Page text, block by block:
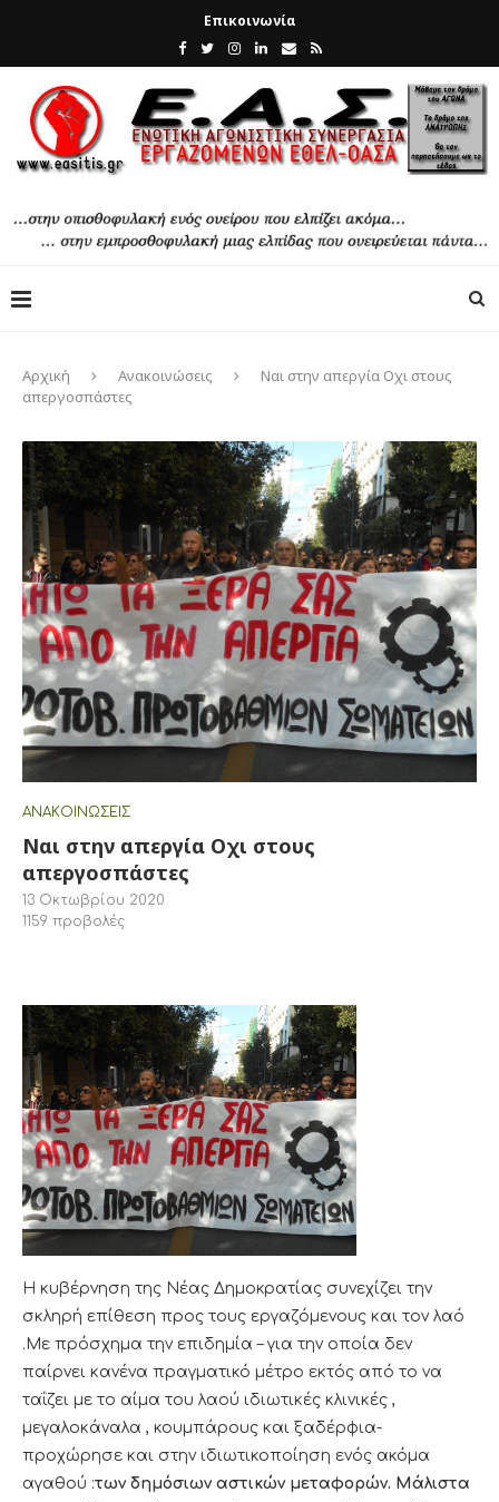
Επικοινωνία
Αρχική Ανακοινώσεις
Ναι στην απεργία Οχι στους
απεργοσπάστες
ΑΝΑΚΟΙΝΏΣΕΙΣ
Ναι στην απεργία Οχι στους
απεργοσπάστες
13 Οκτωβρίου 2020
1159 προβολές
Η κυβέρνηση της Νέας Δημοκρατίας συνεχίζει την
σκληρή επίθεση προς τους εργαζόμενους και τον λαό
.Με πρόσχημα την επιδημία – για την οποία δεν
παίρνει κανένα πραγματικό μέτρο εκτός από το να
ταΐζει με το αίμα του λαού ιδιωτικές κλινικές ,
μεγαλοκάναλα , κουμπάρους και ξαδέρφια-
προχώρησε και στην ιδιωτικοποίηση ενός ακόμα
αγαθού :των δημόσιων αστικών μεταφορών. Μάλιστα